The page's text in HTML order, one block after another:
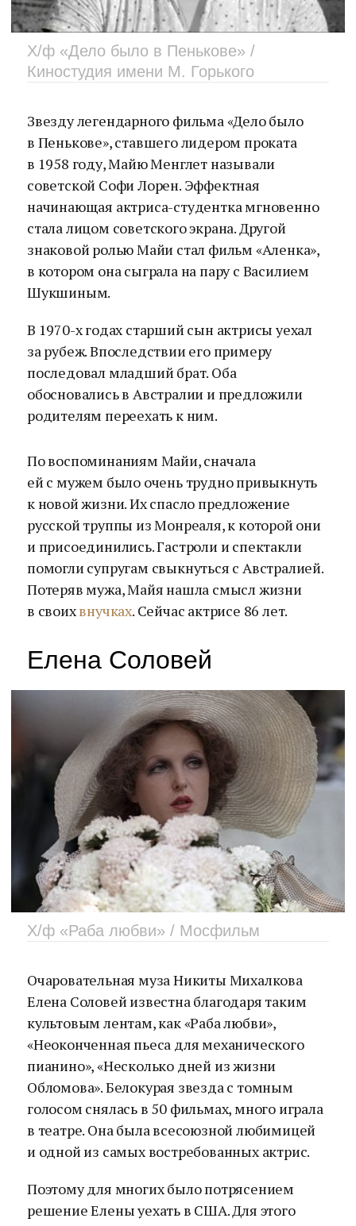
Х/ф «Дело было в Пенькове» /
Киностудия имени М. Горького
Звезду легендарного фильма «Дело было
в Пенькове», ставшего лидером проката
в 1958 году, Майю Менглет называли
советской Софи Лорен. Эффектная
начинающая актриса-студентка мгновенно
стала лицом советского экрана. Другой
знаковой ролью Майи стал фильм «Аленка»,
в котором она сыграла на пару с Василием
Шукшиным.
В 1970-х годах старший сын актрисы уехал
за рубеж. Впоследствии его примеру
последовал младший брат. Оба
обосновались в Австралии и предложили
родителям переехать к ним.
По воспоминаниям Майи, сначала
ей с мужем было очень трудно привыкнуть
к новой жизни. Их спасло предложение
русской труппы из Монреаля, к которой они
и присоединились. Гастроли и спектакли
помогли супругам свыкнуться с Австралией.
Потеряв мужа, Майя нашла смысл жизни
в своихвнучках. Сейчас актрисе 86 лет.
Елена Соловей
Х/ф «Раба любви» / Мосфильм
Очаровательная муза Никиты Михалкова
Елена Соловей известна благодаря таким
культовым лентам, как «Раба любви»,
«Неоконченная пьеса для механического
пианино», «Несколько дней из жизни
Обломова». Белокурая звезда с томным
голосом снялась в 50 фильмах, много играла
в театре. Она была всесоюзной любимицей
и одной из самых востребованных актрис.
Поэтому для многих было потрясением
решение Елены уехать в США. Для этого